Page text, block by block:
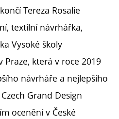
Tereza Rosalie
textilní návrhářka,
Vysoké školy
Praze, která v roce 2019
návrháře a nejlepšího
Grand Design
ocenění v České